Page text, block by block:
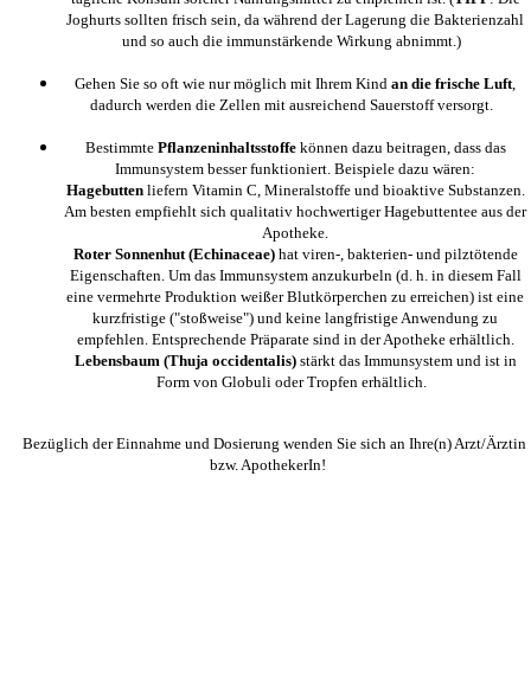
Joghurts sollten frisch sein, da während der Lagerung die Bakterienzahl
und so auch die immunstärkende Wirkung abnimmt.)
Gehen Sie so oft wie nur möglich mit Ihrem Kind an die frische Luft,
dadurch werden die Zellen mit ausreichend Sauerstoff versorgt.
Bestimmte Pflanzeninhaltsstoffekönnen dazu beitragen, dass das
Immunsystem besser funktioniert. Beispiele dazu wären:
Hagebuttenliefern Vitamin C, Mineralstoffe und bioaktive Substanzen.
Am besten empfiehlt sich qualitativ hochwertiger Hagebuttentee aus der
Apotheke.
Roter Sonnenhut (Echinaceae)hat viren-, bakterien- und pilztötende
Eigenschaften. Um das Immunsystem anzukurbeln (d. h. in diesem Fall
eine vermehrte Produktion weißer Blutkörperchen zu erreichen) ist eine
kurzfristige ("stoßweise") und keine langfristige Anwendung zu
empfehlen. Entsprechende Präparate sind in der Apotheke erhältlich.
Lebensbaum (Thuja occidentalis)stärkt das Immunsystem und ist in
Form von Globuli oder Tropfen erhältlich.
Bezüglich der Einnahme und Dosierung wenden Sie sich an Ihre(n) Arzt/Ärztin
bzw. ApothekerIn!